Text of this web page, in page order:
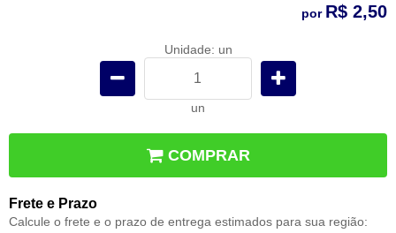
por R$ 2,50
Unidade: un
un
COMPRAR
Frete e Prazo
Calcule o frete e o prazo de entrega estimados para sua região: